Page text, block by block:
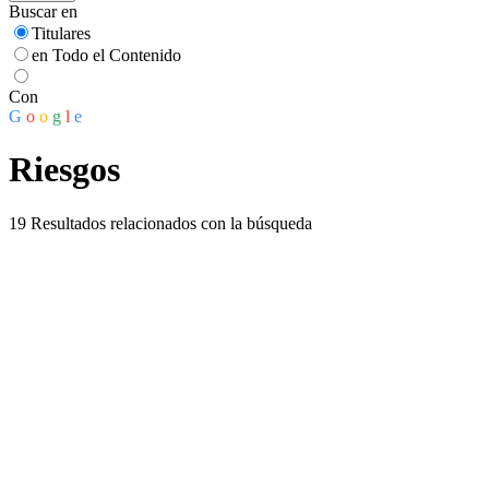
Buscar en
Titulares
en Todo el Contenido
Con
G o o g l e
Riesgos
19 Resultados relacionados con la búsqueda